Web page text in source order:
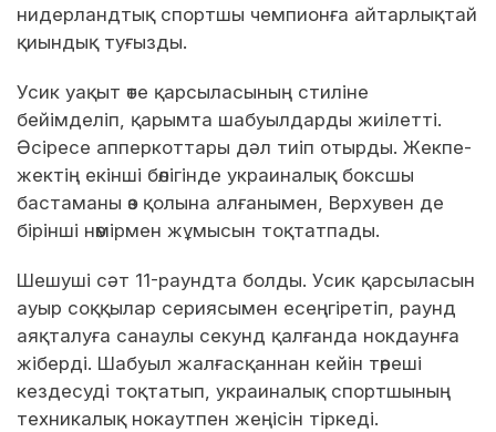
нидерландтық спортшы чемпионға айтарлықтай
қиындық туғызды.
Усик уақыт өте қарсыласының стиліне
бейімделіп, қарымта шабуылдарды жиілетті.
Әсіресе апперкоттары дәл тиіп отырды. Жекпе-
жектің екінші бөлігінде украиналық боксшы
бастаманы өз қолына алғанымен, Верхувен де
бірінші нөмірмен жұмысын тоқтатпады.
Шешуші сәт 11-раундта болды. Усик қарсыласын
ауыр соққылар сериясымен есеңгіретіп, раунд
аяқталуға санаулы секунд қалғанда нокдаунға
жіберді. Шабуыл жалғасқаннан кейін төреші
кездесуді тоқтатып, украиналық спортшының
техникалық нокаутпен жеңісін тіркеді.